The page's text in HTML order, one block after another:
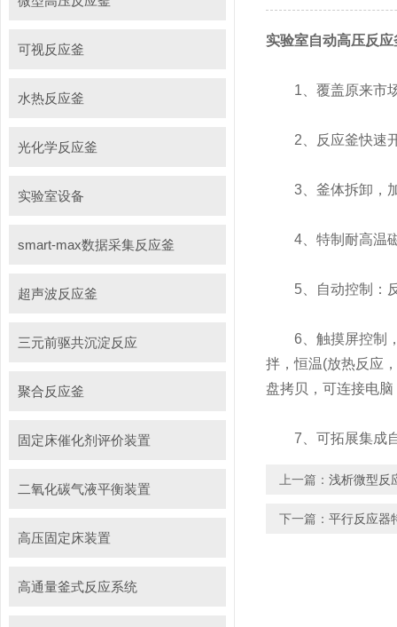
可视反应釜
水热反应釜
光化学反应釜
实验室设备
smart-max数据采集反应釜
超声波反应釜
三元前驱共沉淀反应
聚合反应釜
固定床催化剂评价装置
二氧化碳气液平衡装置
高压固定床装置
高通量釜式反应系统
实验室自动高压反应
1、覆盖原来市场
2、反应釜快速开
3、釜体拆卸，
4、特制耐高温磁
5、自动控制：反
6、触摸屏控制，
拌，恒温(放热反应
盘拷贝，可连接电
7、可拓展集成自
上一篇： 浅析微型反
下一篇： 平行反应器